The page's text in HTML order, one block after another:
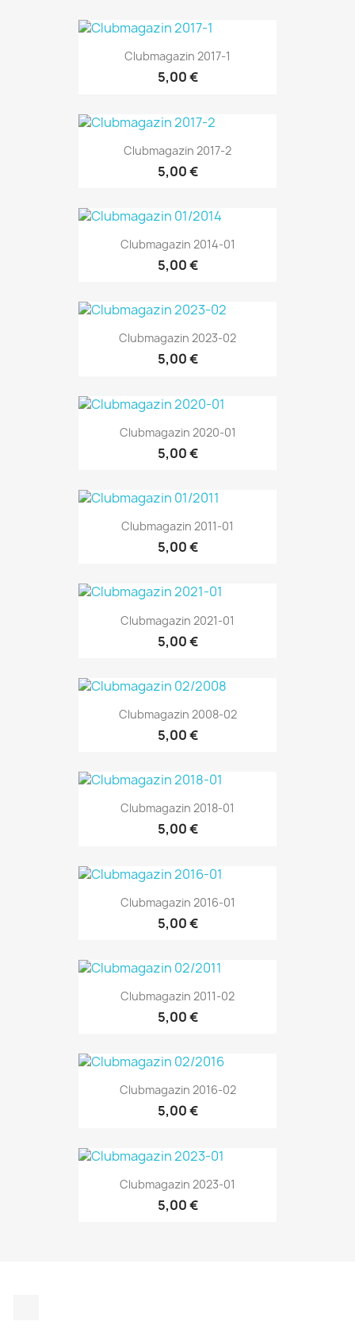
Clubmagazin 2017-1
5,00 €
Clubmagazin 2017-2
5,00 €
Clubmagazin 2014-01
5,00 €
Clubmagazin 2023-02
5,00 €
Clubmagazin 2020-01
5,00 €
Clubmagazin 2011-01
5,00 €
Clubmagazin 2021-01
5,00 €
Clubmagazin 2008-02
5,00 €
Clubmagazin 2018-01
5,00 €
Clubmagazin 2016-01
5,00 €
Clubmagazin 2011-02
5,00 €
Clubmagazin 2016-02
5,00 €
Clubmagazin 2023-01
5,00 €